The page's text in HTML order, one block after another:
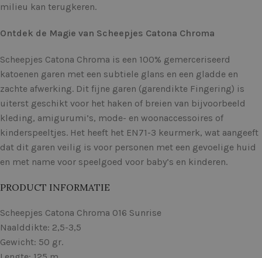
milieu kan terugkeren.
Ontdek de Magie van Scheepjes Catona Chroma
Scheepjes Catona Chroma is een 100% gemerceriseerd
katoenen garen met een subtiele glans en een gladde en
zachte afwerking. Dit fijne garen (garendikte Fingering) is
uiterst geschikt voor het haken of breien van bijvoorbeeld
kleding, amigurumi’s, mode- en woonaccessoires of
kinderspeeltjes. Het heeft het EN71-3 keurmerk, wat aangeeft
dat dit garen veilig is voor personen met een gevoelige huid
en met name voor speelgoed voor baby’s en kinderen.
PRODUCT INFORMATIE
Scheepjes Catona Chroma 016 Sunrise
Naalddikte: 2,5-3,5
Gewicht: 50 gr.